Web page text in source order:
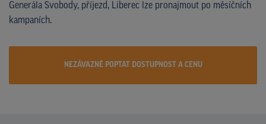
Generála Svobody, příjezd, Liberec lze pronajmout po měsíčních
kampaních.
NEZÁVAZNĚ POPTAT DOSTUPNOST A CENU